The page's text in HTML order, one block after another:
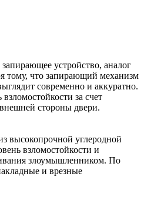
запирающее устройство, аналог
тому, что запирающий механизм
современно и аккуратно.
за счет
стороны двери.
высокопрочной углеродной
взломостойкости и
злоумышленником. По
и врезные